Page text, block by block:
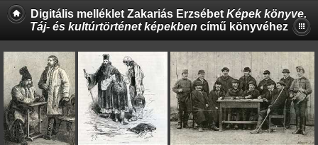
Digitális melléklet Zakariás Erzsébet Képek könyve.
Táj- és kultúrtörténet képekben című könyvéhez